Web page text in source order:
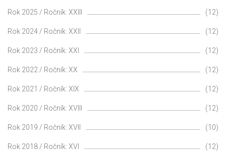
Rok 2025 / Ročník: XXIII (12)
Rok 2024 / Ročník: XXII (12)
Rok 2023 / Ročník: XXI (12)
Rok 2022 / Ročník: XX (12)
Rok 2021 / Ročník: XIX (12)
Rok 2020 / Ročník: XVIII (12)
Rok 2019 / Ročník: XVII (10)
Rok 2018 / Ročník: XVI (12)